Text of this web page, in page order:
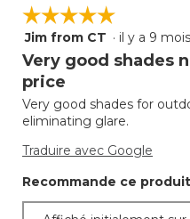
☆☆☆☆☆
☆☆☆☆☆
5
étoile(s)
5.
Jim from CT · il y a 9 mois
Very good shades
price
Very good shades for
eliminating glare.
Traduire avec Google
Recommande ce produit